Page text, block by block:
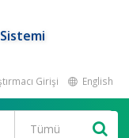
Girişi English